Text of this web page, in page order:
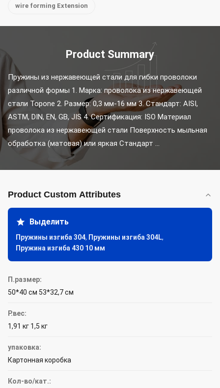
wire forming Extension
Product Summary
Пружины из нержавеющей стали для гибки проволоки
различной формы 1. Марка: проволока из нержавеющей
стали Topone 2. Размер: 0,3 мм-16 мм 3. Стандарт: AISI,
ASTM, DIN, EN, GB, JIS 4. Сертификация: ISO Материал
проволока из нержавеющей стали Поверхность мыльная
обработка (матовая) или яркая Стандарт ...
Product Custom Attributes
Выделить
Пружины изгиба 304, Пружины изгиба 304L,
Пружина изгиба 430 10 мм
П.размер:
50*40 см 53*32,7 см
P.вес:
1,91 кг 1,5 кг
упаковка:
Картонная коробка
Кол-во/кат.: